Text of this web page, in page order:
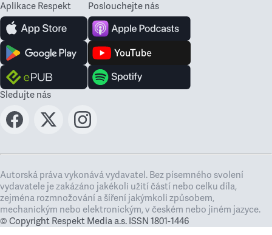
Aplikace Respekt Poslouchejte nás
Sledujte nás
Autorská práva vykonává vydavatel. Bez písemného svolení
vydavatele je zakázáno jakékoli užití částí nebo celku díla,
zejména rozmnožování a šíření jakýmkoli způsobem,
mechanickým nebo elektronickým, v českém nebo jiném jazyce.
© Copyright Respekt Media a.s. ISSN 1801-1446